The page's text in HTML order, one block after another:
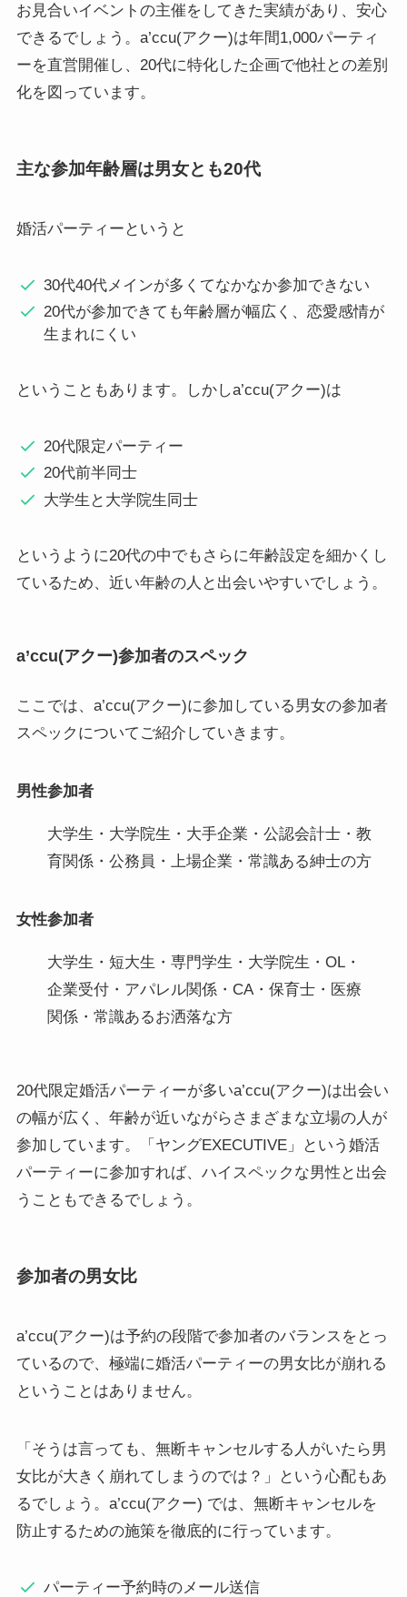
お見合いイベントの主催をしてきた実績があり、安心
できるでしょう。a’ccu(アクー)は年間1,000パーティ
ーを直営開催し、20代に特化した企画で他社との差別
化を図っています。
主な参加年齢層は男女とも20代
婚活パーティーというと
30代40代メインが多くてなかなか参加できない
20代が参加できても年齢層が幅広く、恋愛感情が
生まれにくい
ということもあります。しかしa’ccu(アクー)は
20代限定パーティー
20代前半同士
大学生と大学院生同士
というように20代の中でもさらに年齢設定を細かくし
ているため、近い年齢の人と出会いやすいでしょう。
a’ccu(アクー)参加者のスペック
ここでは、a’ccu(アクー)に参加している男女の参加者
スペックについてご紹介していきます。
男性参加者
大学生・大学院生・大手企業・公認会計士・教
育関係・公務員・上場企業・常識ある紳士の方
女性参加者
大学生・短大生・専門学生・大学院生・OL・
企業受付・アパレル関係・CA・保育士・医療
関係・常識あるお洒落な方
20代限定婚活パーティーが多いa’ccu(アクー)は出会い
の幅が広く、年齢が近いながらさまざまな立場の人が
参加しています。「ヤングEXECUTIVE」という婚活
パーティーに参加すれば、ハイスペックな男性と出会
うこともできるでしょう。
参加者の男女比
a’ccu(アクー)は予約の段階で参加者のバランスをとっ
ているので、極端に婚活パーティーの男女比が崩れる
ということはありません。
「そうは言っても、無断キャンセルする人がいたら男
女比が大きく崩れてしまうのでは？」という心配もあ
るでしょう。a’ccu(アクー) では、無断キャンセルを
防止するための施策を徹底的に行っています。
パーティー予約時のメール送信